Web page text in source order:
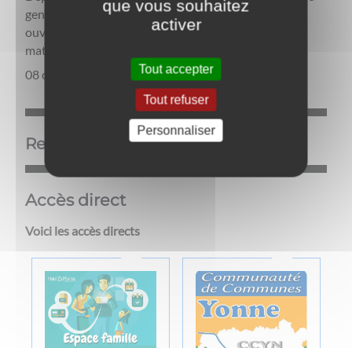
gendarmerie de Villeneuve-la-Guyard est
ouverte.L’accueil au public est effectif les mercredis
matin, entre 8 et 12 heures ainsi que les vendredis ...
08 octobre 2025
Rendez-vous Passeport et CNI
Accès direct
Voici les accès directs
que vous souhaitez
activer
Tout accepter
Tout refuser
Personnaliser